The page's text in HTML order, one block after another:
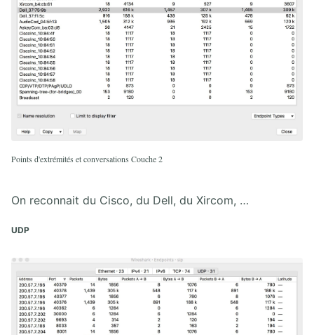
Points d'extrémités et conversations Couche 2
On reconnait du Cisco, du Dell, du Xircom, …
UDP